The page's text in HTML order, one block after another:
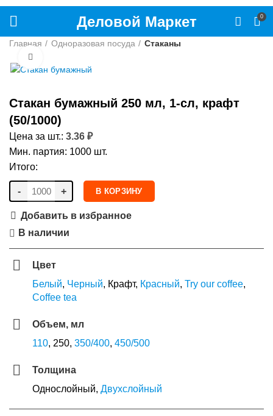
Деловой Маркет 0
Главная Одноразовая посуда Стаканы
Стакан бумажный 250 мл, 1-сл, крафт
(50/1000)
Цена за шт.: 3.36 ₽
Мин. партия: 1000 шт.
Итого:
- + В КОРЗИНУ
Добавить в избранное
В наличии
Цвет
Белый, Черный, Крафт, Красный, Try our coffee,
Coffee tea
Объем, мл
110, 250, 350/400, 450/500
Толщина
Однослойный, Двухслойный